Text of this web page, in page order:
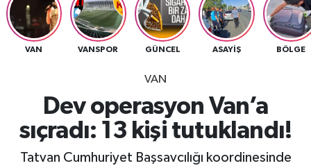
VAN VANSPOR GÜNCEL ASAYİŞ BÖLGE
VAN
Dev operasyon Van’a
sıçradı: 13 kişi tutuklandı!
Tatvan Cumhuriyet Başsavcılığı koordinesinde
VAN Namaz Vakitleri
Van Trafik Yoğunluk Haritası
Süper Lig Puan Durumu ve Fikstür
Tüm Manşetler
Son Dakika Haberleri